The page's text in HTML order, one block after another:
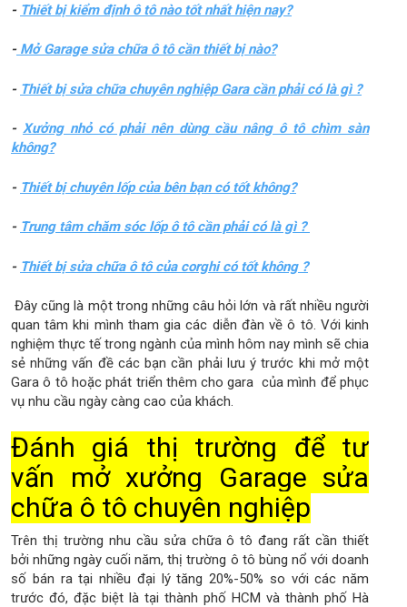
- Thiết bị kiểm định ô tô nào tốt nhất hiện nay?
-Mở Garage sửa chữa ô tô cần thiết bị nào?
- Thiết bị sửa chữa chuyên nghiệp Gara cần phải có là gì ?
- Xưởng nhỏ có phải nên dùng cầu nâng ô tô chìm sàn
không?
- Thiết bị chuyên lốp của bên bạn có tốt không?
- Trung tâm chăm sóc lốp ô tô cần phải có là gì ?
- Thiết bị sửa chữa ô tô của corghi có tốt không ?
Đây cũng là một trong những câu hỏi lớn và rất nhiều người
quan tâm khi mình tham gia các diễn đàn về ô tô. Với kinh
nghiệm thực tế trong ngành của mình hôm nay mình sẽ chia
sẻ những vấn đề các bạn cần phải lưu ý trước khi mở một
Gara ô tô hoặc phát triển thêm cho gara của mình để phục
vụ nhu cầu ngày càng cao của khách.
Đánh giá thị trường để tư
vấn mở xưởng Garage sửa
chữa ô tô chuyên nghiệp
Trên thị trường nhu cầu sửa chữa ô tô đang rất cần thiết
bởi những ngày cuối năm, thị trường ô tô bùng nổ với doanh
số bán ra tại nhiều đại lý tăng 20%-50% so với các năm
trước đó, đặc biệt là tại thành phố HCM và thành phố Hà